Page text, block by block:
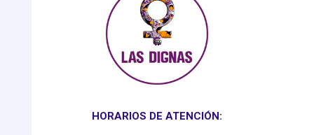
HORARIOS DE ATENCIÓN: